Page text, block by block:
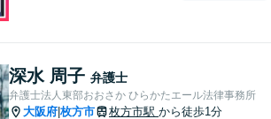
夫婦カウンセラーの資格保有
【相続問題】セミナー講師や
書籍執筆の経験あり【枚方市
深水 周子 弁護士
弁護士法人東部おおさか ひらかたエール法律事務所
大阪府 枚方市 枚方市駅 から徒歩1分